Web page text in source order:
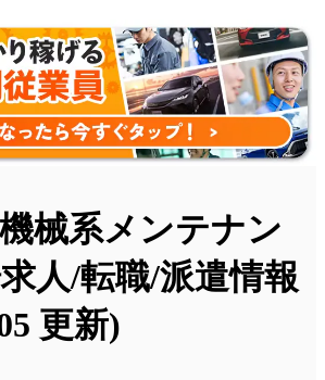
械系メンテナン
人/転職/派遣情報
更新)